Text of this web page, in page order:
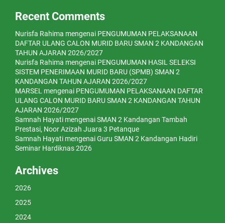
Recent Comments
Nurisfa Rahima mengenai PENGUMUMAN PELAKSANAAN
DAFTAR ULANG CALON MURID BARU SMAN 2 KANDANGAN
TAHUN AJARAN 2026/2027
Nurisfa Rahima mengenai PENGUMUMAN HASIL SELEKSI
SISTEM PENERIMAAN MURID BARU (SPMB) SMAN 2
KANDANGAN TAHUN AJARAN 2026/2027
MARSEL mengenai PENGUMUMAN PELAKSANAAN DAFTAR
ULANG CALON MURID BARU SMAN 2 KANDANGAN TAHUN
AJARAN 2026/2027
Samnah Hayati mengenaiSMAN 2 Kandangan Tambah
Prestasi, Noor Azizah Juara 3 Petanque
Samnah Hayati mengenaiGuru SMAN 2 Kandangan Hadiri
Seminar Hardiknas 2026
Archives
2026
2025
2024